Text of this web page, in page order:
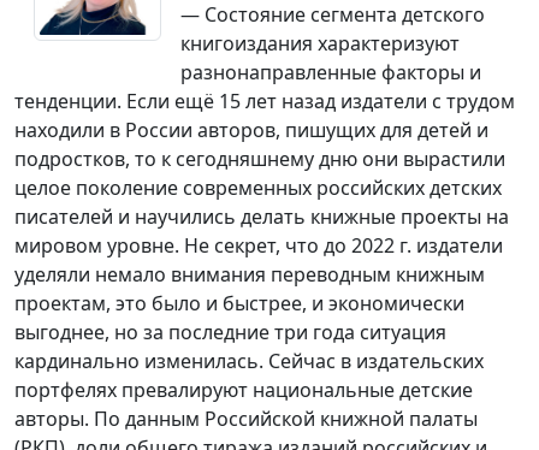
— Состояние сегмента детского
книгоиздания характеризуют
разнонаправленные факторы и
тенденции. Если ещё 15 лет назад издатели с трудом
находили в России авторов, пишущих для детей и
подростков, то к сегодняшнему дню они вырастили
целое поколение современных российских детских
писателей и научились делать книжные проекты на
мировом уровне. Не секрет, что до 2022 г. издатели
уделяли немало внимания переводным книжным
проектам, это было и быстрее, и экономически
выгоднее, но за последние три года ситуация
кардинально изменилась. Сейчас в издательских
портфелях превалируют национальные детские
авторы. По данным Российской книжной палаты